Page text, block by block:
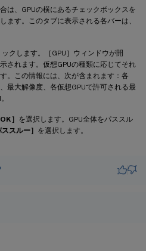
は、GPUの横にあるチェックボックスを
ます。このタブに表示される各バーは、
ックします。［GPU］ウィンドウが開
されます。仮想GPUの種類に応じてそれ
。この情報には、次が含まれます：各
最大解像度、各仮想GPUで許可される最
OK］ を選択します。GPU全体をパススル
スルー］ を選択します。